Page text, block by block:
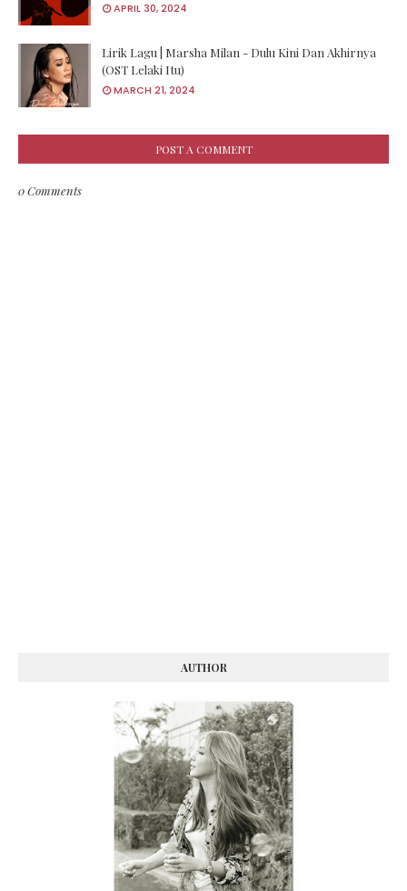
APRIL 30, 2024
Lirik Lagu | Marsha Milan - Dulu Kini Dan Akhirnya
(OST Lelaki Itu)
MARCH 21, 2024
POST A COMMENT
0 Comments
AUTHOR